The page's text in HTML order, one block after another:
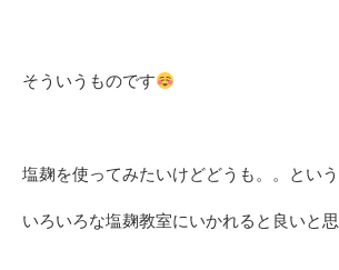
そういうものです
塩麹を使ってみたいけどどうも。。とい
いろいろな塩麹教室にいかれると良いと思